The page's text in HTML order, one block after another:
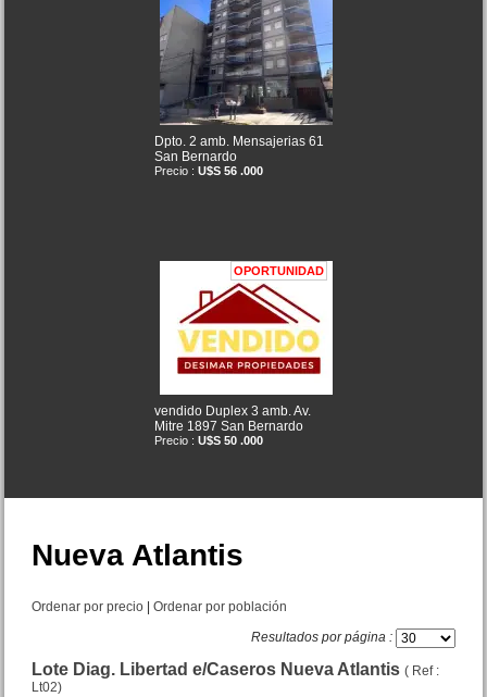
Dpto. 2 amb. Mensajerias 61
San Bernardo
Precio : U$S 56 .000
vendido Duplex 3 amb. Av.
Mitre 1897 San Bernardo
OPORTUNIDAD
Precio : U$S 50 .000
Nueva Atlantis
Ordenar por precio |Ordenar por población
Resultados por página :
Lote Diag. Libertad e/Caseros Nueva Atlantis( Ref :
Lt02)